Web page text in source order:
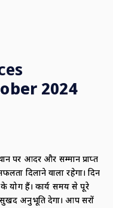
2024
पर आदर और सम्मान प्राप्त
दिलाने वाला रहेगा। दिन
के योग हैं। कार्य समय से पूरे
अनुभूति देगा। आप दूसरों